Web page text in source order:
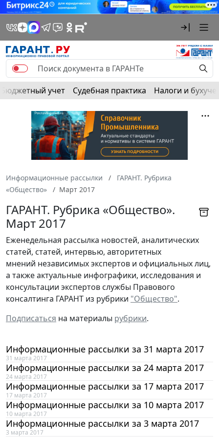
Бюджетный учет Судебная практика Налоги и
Информационные рассылки
ГАРАНТ. Рубрика
«Общество»
Март 2017
ГАРАНТ. Рубрика «Общество».
Март 2017
Еженедельная рассылка новостей, аналитических
статей, статей, интервью, авторитетных
мнений независимых экспертов и официальных лиц,
а также актуальные инфографики, исследования и
консультации экспертов службы Правового
консалтинга ГАРАНТ из рубрики "Общество".
Подписаться на материалы рубрики.
Информационные рассылки за 31 марта 2017
31 марта 2017
Информационные рассылки за 24 марта 2017
24 марта 2017
Информационные рассылки за 17 марта 2017
17 марта 2017
Информационные рассылки за 10 марта 2017
10 марта 2017
Информационные рассылки за 3 марта 2017
3 марта 2017